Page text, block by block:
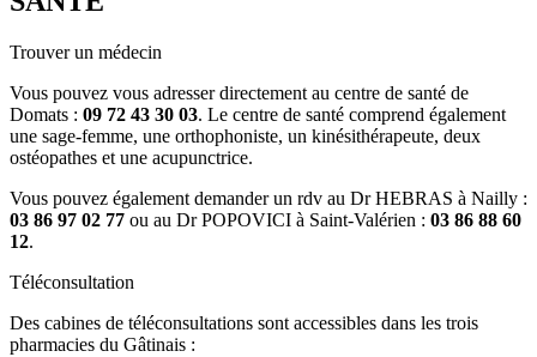
Trouver un médecin
Vous pouvez vous adresser directement au centre de santé de
Domats : 09 72 43 30 03. Le centre de santé comprend également
une sage-femme, une orthophoniste, un kinésithérapeute, deux
ostéopathes et une acupunctrice.
Vous pouvez également demander un rdv au Dr HEBRAS à Nailly :
03 86 97 02 77 ou au Dr POPOVICI à Saint-Valérien : 03 86 88 60
12.
Téléconsultation
Des cabines de téléconsultations sont accessibles dans les trois
pharmacies du Gâtinais :